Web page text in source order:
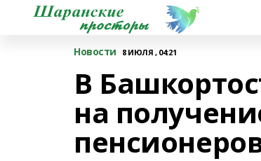
Новости 8 ИЮЛЯ , 04:21
В
на